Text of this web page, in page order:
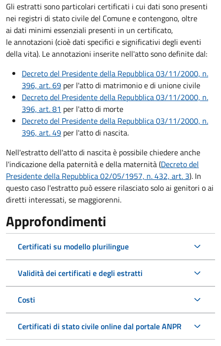
Gli estratti sono particolari certificati i cui dati sono presenti
nei registri di stato civile del Comune e contengono, oltre
ai dati minimi essenziali presenti in un certificato,
le annotazioni (cioè dati specifici e significativi degli eventi
della vita). Le annotazioni inserite nell'atto sono definite dal:
Decreto del Presidente della Repubblica 03/11/2000, n.
396, art. 69 per l'atto di matrimonio e di unione civile
Decreto del Presidente della Repubblica 03/11/2000, n.
396, art. 81 per l'atto di morte
Decreto del Presidente della Repubblica 03/11/2000, n.
396, art. 49 per l'atto di nascita.
Nell'estratto dell'atto di nascita è possibile chiedere anche
l'indicazione della paternità e della maternità (Decreto del
Presidente della Repubblica 02/05/1957, n. 432, art. 3). In
questo caso l'estratto può essere rilasciato solo ai genitori o ai
diretti interessati, se maggiorenni.
Approfondimenti
Certificati su modello plurilingue
Validità dei certificati e degli estratti
Costi
Certificati di stato civile online dal portale ANPR